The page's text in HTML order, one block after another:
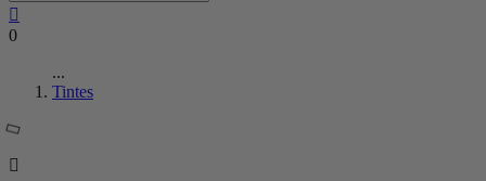
0
...
Tintes